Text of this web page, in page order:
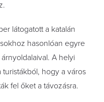
látogatott a katalán
hasonlóan egyre
árnyoldalaival. A helyi
hogy a város
fel őket a távozásra.